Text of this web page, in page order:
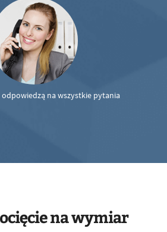
odpowiedzą na wszystkie pytania
na wymiar